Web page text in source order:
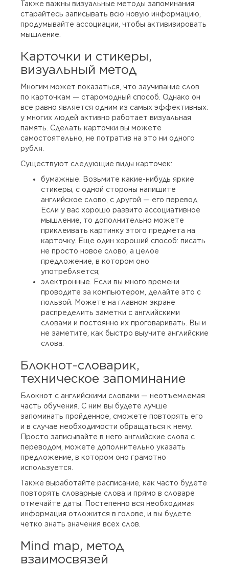
Также важны визуальные методы запоминания:
старайтесь записывать всю новую информацию,
продумывайте ассоциации, чтобы активизировать
мышление.
Карточки и стикеры,
визуальный метод
Многим может показаться, что заучивание слов
по карточкам — старомодный способ. Однако он
все равно является одним из самых эффективных:
у многих людей активно работает визуальная
память. Сделать карточки вы можете
самостоятельно, не потратив на это ни одного
рубля.
Существуют следующие виды карточек:
бумажные. Возьмите какие-нибудь яркие
стикеры, с одной стороны напишите
английское слово, с другой — его перевод.
Если у вас хорошо развито ассоциативное
мышление, то дополнительно можете
приклеивать картинку этого предмета на
карточку. Еще один хороший способ: писать
не просто новое слово, а целое
предложение, в котором оно
употребляется;
электронные. Если вы много времени
проводите за компьютером, делайте это с
пользой. Можете на главном экране
распределить заметки с английскими
словами и постоянно их проговаривать. Вы и
не заметите, как быстро выучите английские
слова.
Блокнот-словарик,
техническое запоминание
Блокнот с английскими словами — неотъемлемая
часть обучения. С ним вы будете лучше
запоминать пройденное, сможете повторять его
и в случае необходимости обращаться к нему.
Просто записывайте в него английские слова с
переводом, можете дополнительно указать
предложение, в котором оно грамотно
используется.
Также выработайте расписание, как часто будете
повторять словарные слова и прямо в словаре
отмечайте даты. Постепенно вся необходимая
информация отложится в голове, и вы будете
четко знать значения всех слов.
Mind map, метод
взаимосвязей